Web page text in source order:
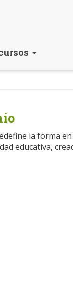
la forma
educativa,